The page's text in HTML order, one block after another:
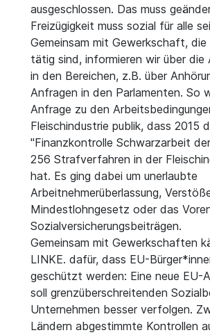
ausgeschlossen. Das muss
Freizügigkeit muss sozial für alle
Gemeinsam mit Gewerkschaft, die
tätig sind, informieren wir über die
in den Bereichen, z.B. über
Anfragen in den Parlamenten. So
Anfrage zu den
Fleischindustrie publik, dass 2015
"Finanzkontrolle Schwarzarbeit
256 Strafverfahren in der
hat. Es ging dabei um unerlaubte
Arbeitnehmerüberlassung,
Mindestlohngesetz oder das
Sozialversicherungsbeiträgen.
Gemeinsam mit Gewerkschaften
LINKE. dafür, dass EU-
geschützt werden: Eine neue EU-
soll grenzüberschreitenden
Unternehmen besser verfolgen.
Ländern abgestimmte Kontrollen